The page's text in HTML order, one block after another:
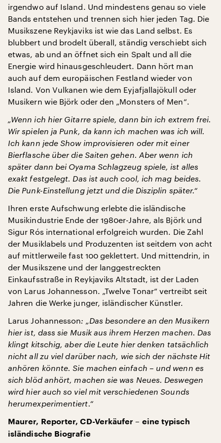
irgendwo auf Island. Und mindestens genau so viele
Bands entstehen und trennen sich hier jeden Tag. Die
Musikszene Reykjaviks ist wie das Land selbst. Es
blubbert und brodelt überall, ständig verschiebt sich
etwas, ab und an öffnet sich ein Spalt und all die
Energie wird hinausgeschleudert. Dann hört man
auch auf dem europäischen Festland wieder von
Island. Von Vulkanen wie dem Eyjafjallajökull oder
Musikern wie Björk oder den „Monsters of Men“.
„Wenn ich hier Gitarre spiele, dann bin ich extrem frei.
Wir spielen ja Punk, da kann ich machen was ich will.
Ich kann jede Show improvisieren oder mit einer
Bierflasche über die Saiten gehen. Aber wenn ich
später dann bei Oyama Schlagzeug spiele, ist alles
exakt festgelegt. Das ist auch cool, ich mag beides.
Die Punk-Einstellung jetzt und die Disziplin später.“
Ihren erste Aufschwung erlebte die isländische
Musikindustrie Ende der 1980er-Jahre, als Björk und
Sigur Rós international erfolgreich wurden. Die Zahl
der Musiklabels und Produzenten ist seitdem von acht
auf mittlerweile fast 100 geklettert. Und mittendrin, in
der Musikszene und der langgestreckten
Einkaufsstraße in Reykjaviks Altstadt, ist der Laden
von Larus Johannesson. „Twelve Tonar“ vertreibt seit
Jahren die Werke junger, isländischer Künstler.
Larus Johannesson: „Das besondere an den Musikern
hier ist, dass sie Musik aus ihrem Herzen machen. Das
klingt kitschig, aber die Leute hier denken tatsächlich
nicht all zu viel darüber nach, wie sich der nächste Hit
anhören könnte. Sie machen einfach – und wenn es
sich blöd anhört, machen sie was Neues. Deswegen
wird hier auch so viel mit verschiedenen Sounds
herumexperimentiert.“
Maurer, Reporter, CD-Verkäufer – eine typisch
isländische Biografie